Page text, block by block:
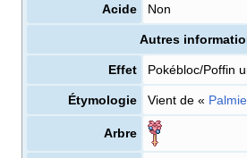
Acide Non
Autres
Effet Pokébloc/Poffin
Étymologie Vient de «
Arbre